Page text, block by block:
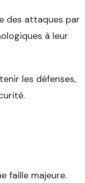
des attaques par
à leur
les défenses,
faille majeure.